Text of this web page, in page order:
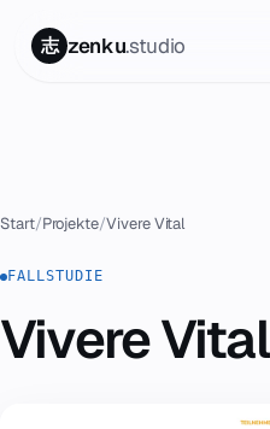
志 zenku.studio
02Leistungen
03Zenku Complete
04 Projekte
Start/Projekte/Vivere Vital
FALLSTUDIE
Vivere Vital